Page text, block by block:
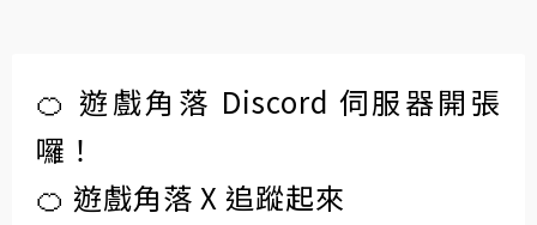
🍊 遊戲角落 Discord 伺服器開張
囉！
🍊 遊戲角落 X 追蹤起來